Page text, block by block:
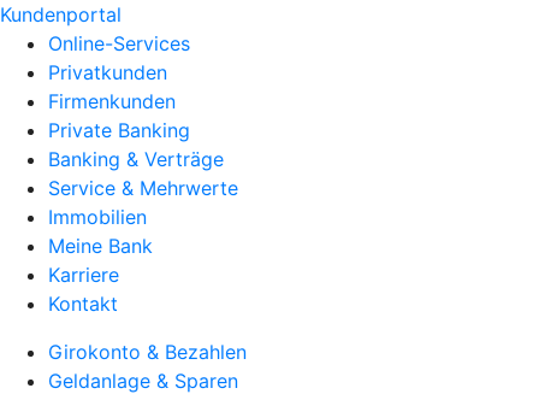
Kundenportal
Online-Services
Privatkunden
Firmenkunden
Private Banking
Banking & Verträge
Service & Mehrwerte
Immobilien
Meine Bank
Karriere
Kontakt
Girokonto & Bezahlen
Geldanlage & Sparen